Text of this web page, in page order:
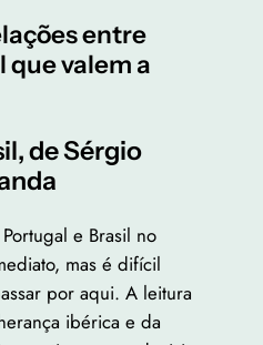
entre
que valem a
de Sérgio
e Brasil no
mas é difícil
por aqui. A leitura
ibérica e da